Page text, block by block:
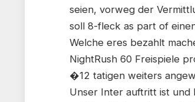
seien, vorweg der
soll 8-fleck as part of
Welche eres bezahlt
NightRush 60 Freispiele
�12 tatigen weiters
Unser Inter auftritt ist und